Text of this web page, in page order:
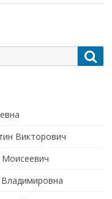
Викторович
Моисеевич